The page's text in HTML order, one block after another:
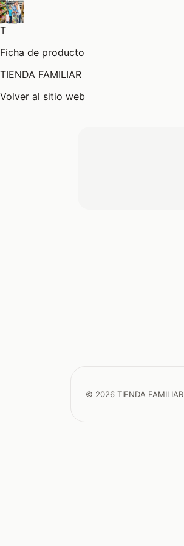
T
Ficha de producto
TIENDA FAMILIAR
Volver al sitio web
© 2026 TIENDA FAMILIAR